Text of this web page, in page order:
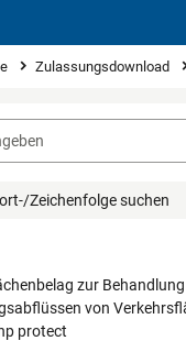
Zulassungsdownload
Zeichenfolge suchen
zur
von
protect